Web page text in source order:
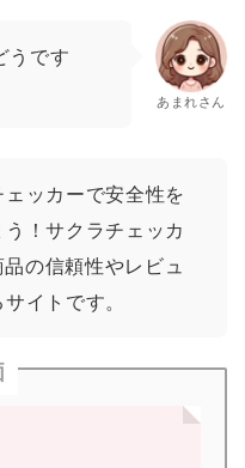
うです
あまれさん
ッカーで安全性を
！サクラチェッカ
の信頼性やレビュ
イトです。